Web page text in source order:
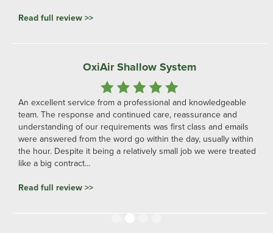
Read full review >>
OxiAir Shallow System
An excellent service from a professional and knowledgeable
team. The response and continued care, reassurance and
understanding of our requirements was first class and emails
were answered from the word go within the day, usually within
the hour. Despite it being a relatively small job we were treated
like a big contract...
Read full review >>